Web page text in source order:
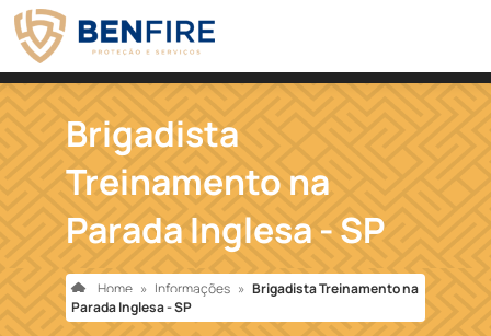
Brigadista
Treinamento na
Parada Inglesa - SP
Home » Informações » Brigadista Treinamento na
Parada Inglesa - SP